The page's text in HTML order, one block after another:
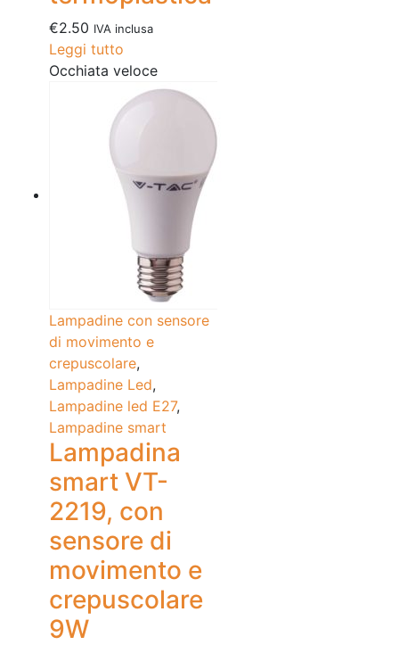
€2.50 IVA inclusa
Leggi tutto
Occhiata veloce
Lampadine con sensore
di movimento e
crepuscolare,
Lampadine Led,
Lampadine led E27,
Lampadine smart
Lampadina
smart VT-
2219, con
sensore di
movimento e
crepuscolare
9W